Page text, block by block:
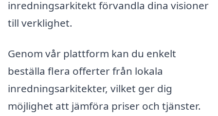
inredningsarkitekt förvandla dina visioner
till verklighet.
Genom vår plattform kan du enkelt
beställa flera offerter från lokala
inredningsarkitekter, vilket ger dig
möjlighet att jämföra priser och tjänster.